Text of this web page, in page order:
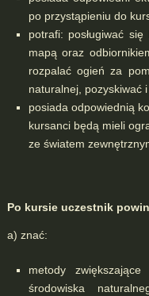
po przystąpieniu do
potrafi: posługiwać
mapą oraz
rozpalać ogień za
naturalnej, pozyskiwać
posiada odpowiednią
kursanci będą mieli
ze światem
Po kursie uczestnik
a) znać:
metody
środowiska